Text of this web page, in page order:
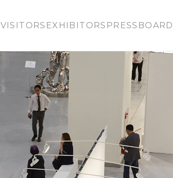
VISITORS EXHIBITORS PRESS BOARD